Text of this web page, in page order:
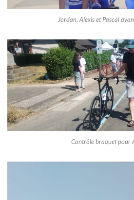
Jordan, Alexis et Pascal
Contrôle braquet pour